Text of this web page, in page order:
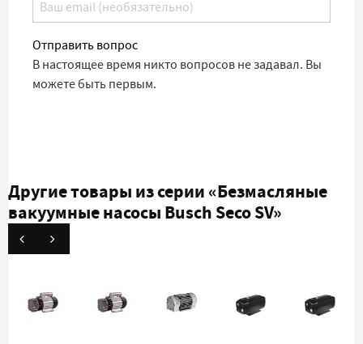
Отправить вопрос
В настоящее время никто вопросов не задавал. Вы
можете быть первым.
Другие товары из серии«Безмасляные
вакуумные насосы Busch Seco SV»